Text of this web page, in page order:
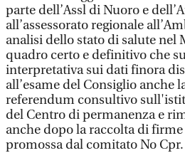
parte dell’Assl di Nuoro e
all’assessorato regionale
analisi dello stato di salute nel
quadro certo e definitivo che
interpretativa sui dati finora
all’esame del Consiglio anche
referendum consultivo
del Centro di permanenza e
anche dopo la raccolta di
promossa dal comitato No Cpr.